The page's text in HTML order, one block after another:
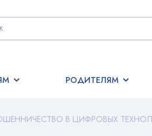
РОДИТЕЛЯМ
В ЦИФРОВЫХ